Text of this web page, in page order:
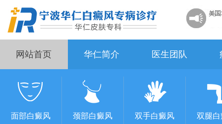
网站首页 华仁简介 医生团队
面部白癜风 颈部白癜风 双手白癜风 双腿